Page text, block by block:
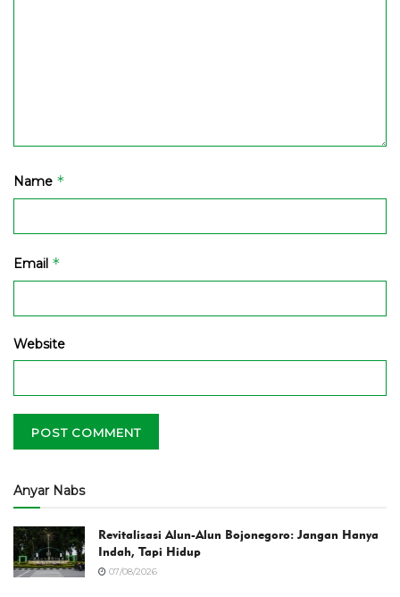
Name *
Email *
Website
Anyar Nabs
Revitalisasi Alun-Alun Bojonegoro: Jangan Hanya
Indah, Tapi Hidup
07/08/2026